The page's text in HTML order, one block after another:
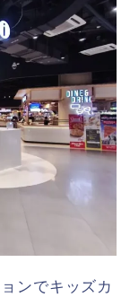
ンでキッズカ